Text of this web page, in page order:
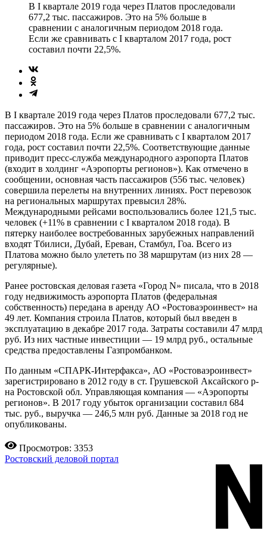
В I квартале 2019 года через Платов проследовали
677,2 тыс. пассажиров. Это на 5% больше в
сравнении с аналогичным периодом 2018 года.
Если же сравнивать с I кварталом 2017 года, рост
составил почти 22,5%.
В I квартале 2019 года через Платов проследовали 677,2 тыс.
пассажиров. Это на 5% больше в сравнении с аналогичным
периодом 2018 года. Если же сравнивать с I кварталом 2017
года, рост составил почти 22,5%. Соответствующие данные
приводит пресс-служба международного аэропорта Платов
(входит в холдинг «Аэропорты регионов»). Как отмечено в
сообщении, основная часть пассажиров (556 тыс. человек)
совершила перелеты на внутренних линиях. Рост перевозок
на региональных маршрутах превысил 28%.
Международными рейсами воспользовались более 121,5 тыс.
человек (+11% в сравнении с I кварталом 2018 года). В
пятерку наиболее востребованных зарубежных направлений
входят Тбилиси, Дубай, Ереван, Стамбул, Гоа. Всего из
Платова можно было улететь по 38 маршрутам (из них 28 —
регулярные).
Ранее ростовская деловая газета «Город N» писала, что в 2018
году недвижимость аэропорта Платов (федеральная
собственность) передана в аренду АО «Ростоваэроинвест» на
49 лет. Компания строила Платов, который был введен в
эксплуатацию в декабре 2017 года. Затраты составили 47 млрд
руб. Из них частные инвестиции — 19 млрд руб., остальные
средства предоставлены Газпромбанком.
По данным «СПАРК-Интерфакса», АО «Ростоваэроинвест»
зарегистрировано в 2012 году в ст. Грушевской Аксайского р-
на Ростовской обл. Управляющая компания — «Аэропорты
регионов». В 2017 году убыток организации составил 684
тыс. руб., выручка — 246,5 млн руб. Данные за 2018 год не
опубликованы.
Просмотров: 3353
Ростовский деловой портал